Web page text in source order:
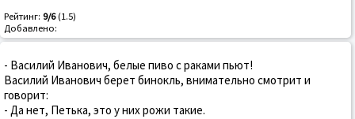
Рейтинг: 9/6(1.5)
Добавлено:
- Василий Иванович, белые пиво с раками пьют!
Василий Иванович берет бинокль, внимательно смотрит и
говорит:
- Да нет, Петька, это у них рожи такие.